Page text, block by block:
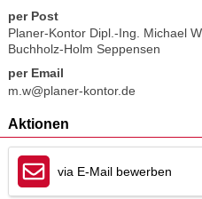
per Post
Planer-Kontor Dipl.-Ing. Michael
Buchholz-Holm Seppensen
per Email
m.w@planer-kontor.de
Aktionen
via E-Mail bewerben